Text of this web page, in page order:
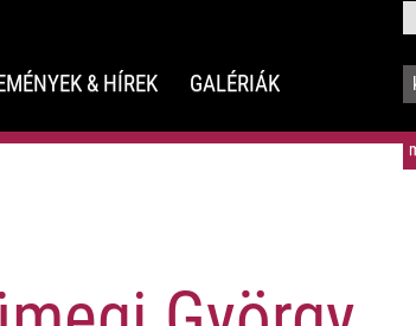
& HÍREK GALÉRIÁK